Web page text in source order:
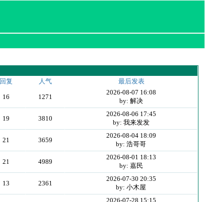
回复 人气 最后发表
16 1271
2026-08-07 16:08
by: 解决
19 3810
2026-08-06 17:45
by: 我来发发
21 3659
2026-08-04 18:09
by: 浩哥哥
21 4989
2026-08-01 18:13
by: 嘉民
13 2361
2026-07-30 20:35
by: 小木屋
2026-07-28 15:15